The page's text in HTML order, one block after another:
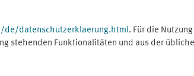
de/datenschutzerklaerung.html. Für die
stehenden Funktionalitäten und aus der